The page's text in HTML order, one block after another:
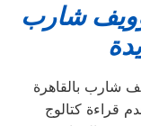
شارب
شارب بالقاهرة
قراءة كتالوج